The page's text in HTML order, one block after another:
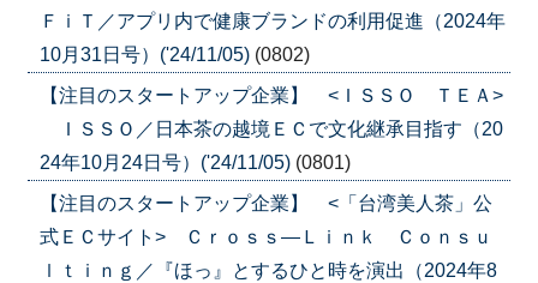
ＦｉＴ／アプリ内で健康ブランドの利用促進（2024年
10月31日号）('24/11/05) (0802)
【注目のスタートアップ企業】 <ＩＳＳＯ ＴＥＡ>
ＩＳＳＯ／日本茶の越境ＥＣで文化継承目指す（20
24年10月24日号）('24/11/05) (0801)
【注目のスタートアップ企業】 <「台湾美人茶」公
式ＥＣサイト> Ｃｒｏｓｓ―Ｌｉｎｋ Ｃｏｎｓｕ
ｌｔｉｎｇ／『ほっ』とするひと時を演出（2024年8